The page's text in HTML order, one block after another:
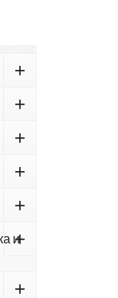
+
+
+
+
+
и
+
+